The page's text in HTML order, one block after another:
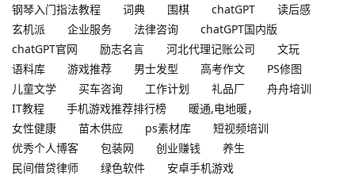
钢琴入门指法教程
词典 围棋 chatGPT
读后感
玄机派
企业服务 法律咨询
chatGPT国内版
chatGPT官网
励志名言 河北代理记账公司
文玩
语料库
游戏推荐 男士发型 高考作文
PS修图
儿童文学
买车咨询 工作计划 礼品厂
舟舟培训
IT教程
手机游戏推荐排行榜
暖通,电地暖，
女性健康
苗木供应 ps素材库
短视频培训
优秀个人博客
包装网 创业赚钱
养生
民间借贷律师
绿色软件
安卓手机游戏